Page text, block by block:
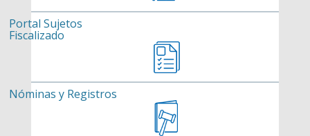
Portal Sujetos
Fiscalizado
Nóminas y Registros